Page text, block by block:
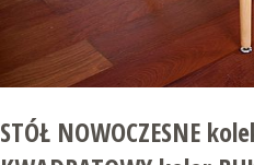
STÓŁ NOWOCZESNE